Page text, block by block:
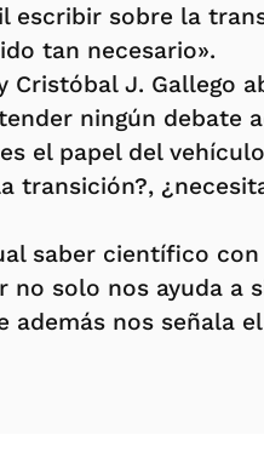
escribir sobre la
tan necesario».
Cristóbal J. Gallego
ningún debate
el papel del
transición?,
saber científico
no solo nos ayuda a
nos señala